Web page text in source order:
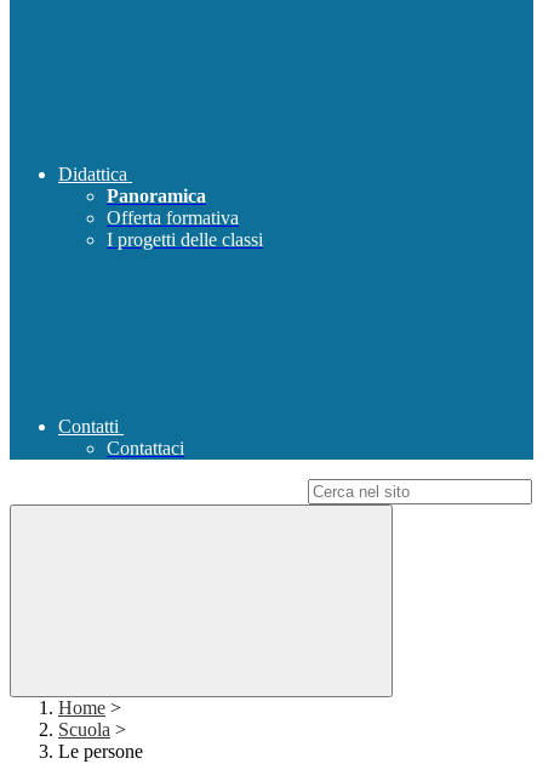
Didattica
Panoramica
Offerta formativa
I progetti delle classi
Contatti
Contattaci
Home >
Scuola >
Le persone